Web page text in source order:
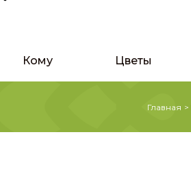
Кому Цветы
Главная >